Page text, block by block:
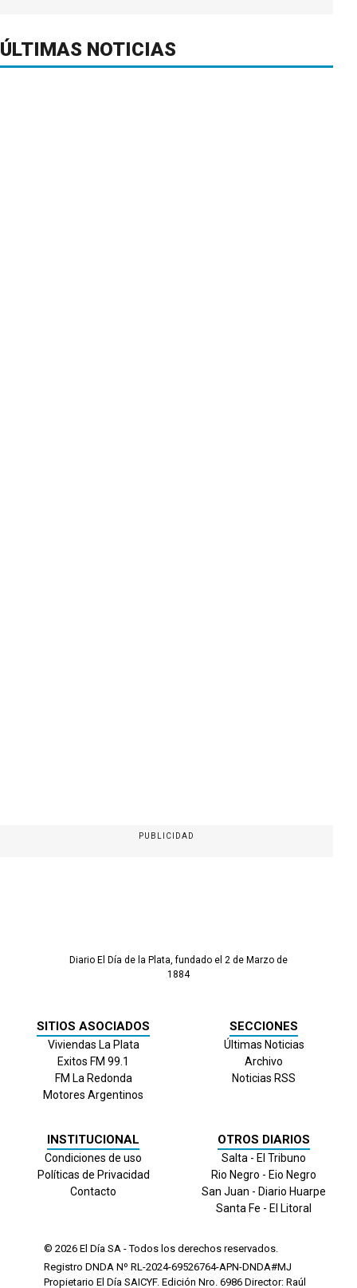
ÚLTIMAS NOTICIAS
PUBLICIDAD
Diario El Día de la Plata, fundado el 2 de Marzo de
1884
SITIOS ASOCIADOS
Viviendas La Plata
Exitos FM 99.1
FM La Redonda
Motores Argentinos
SECCIONES
Últimas Noticias
Archivo
Noticias RSS
INSTITUCIONAL
Condiciones de uso
Políticas de Privacidad
Contacto
OTROS DIARIOS
Salta - El Tribuno
Rio Negro - Eio Negro
San Juan - Diario Huarpe
Santa Fe - El Litoral
© 2026 El Día SA - Todos los derechos reservados.
Registro DNDA Nº RL-2024-69526764-APN-DNDA#MJ
Propietario El Día SAICYF. Edición Nro. 6986 Director: Raúl